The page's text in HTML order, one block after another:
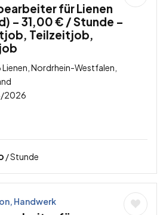
für Lienen
– 31,00 € / Stunde –
Teilzeitjob,
Nordrhein-Westfalen,
2026
/ Stunde
Handwerk